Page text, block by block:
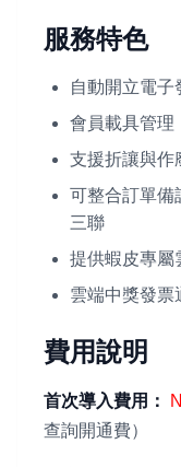
服務特色
自動開立電子
會員載具管理
支援折讓與作
可整合訂單備
三聯
提供蝦皮專屬
雲端中獎發票
費用說明
首次導入費用：
查詢開通費）